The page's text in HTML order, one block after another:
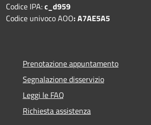
Codice IPA:c_d959
Codice univoco AOO: A7AE5A5
Prenotazione appuntamento
Segnalazione disservizio
Leggi le FAQ
Richiesta assistenza